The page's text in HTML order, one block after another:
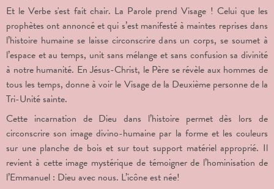
Et le Verbe s'est fait chair. La Parole prend Visage ! Celui que les
prophètes ont annoncé et qui s’est manifesté à maintes reprises dans
l’histoire humaine se laisse circonscrire dans un corps, se soumet à
l’espace et au temps, unit sans mélange et sans confusion sa divinité
à notre humanité. En Jésus-Christ, le Père se révèle aux hommes de
tous les temps, donne à voir le Visage de la Deuxième personne de la
Tri-Unité sainte.
Cette incarnation de Dieu dans l’histoire permet dès lors de
circonscrire son image divino-humaine par la forme et les couleurs
sur une planche de bois et sur tout support matériel approprié. Il
revient à cette image mystérique de témoigner de l’hominisation de
l’Emmanuel : Dieu avec nous. L’icône est née!